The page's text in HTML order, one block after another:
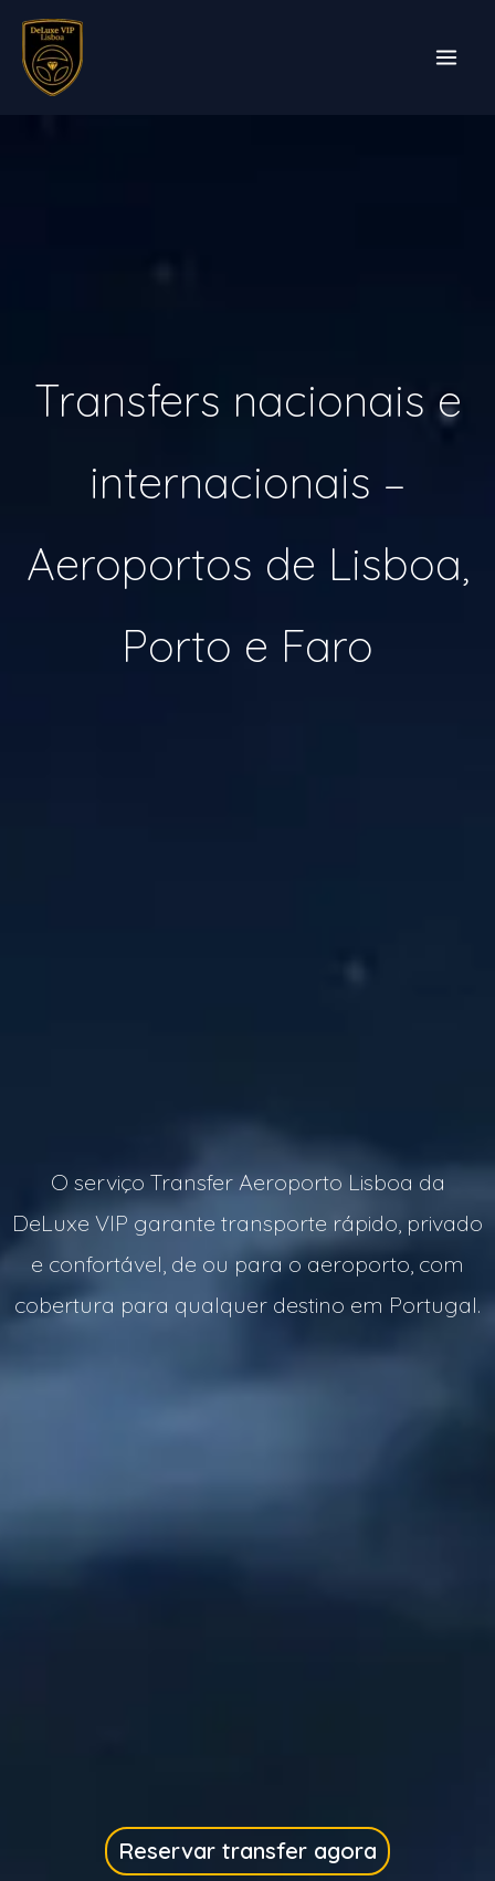
Skip
content
Transfers nacionais e
internacionais –
Aeroportos de Lisboa,
Porto e Faro
O serviço Transfer Aeroporto Lisboa da
DeLuxe VIP garante transporte rápido, privado
e confortável, de ou para o aeroporto, com
cobertura para qualquer destino em Portugal.
Reservar transfer agora